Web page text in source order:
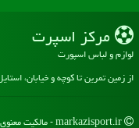
مركز اسپرت
لوازم و لباس اسپورت
از زمین تمرین تا کوچه و خیابان،